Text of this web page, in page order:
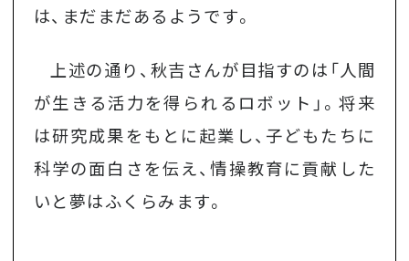
は、まだまだあるようです。
上述の通り、秋吉さんが目指すのは「人間
が生きる活力を得られるロボット」。将来
は研究成果をもとに起業し、子どもたちに
科学の面白さを伝え、情操教育に貢献した
いと夢はふくらみます。